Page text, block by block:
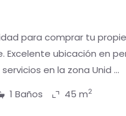
para comprar tu
Excelente ubicación en
en la zona Unid ...
1 Baños 45 m2